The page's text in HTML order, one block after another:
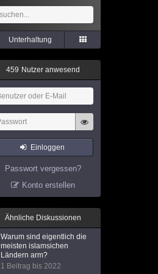
Unterhaltung
459 Nutzer anwesend
Einloggen
Passwort vergessen?
Konto erstellen
Ähnliche Diskussionen
Warum sind eigentlich die
meisten islamsichen
Ländern arm?
1 Beitrag bis 2022